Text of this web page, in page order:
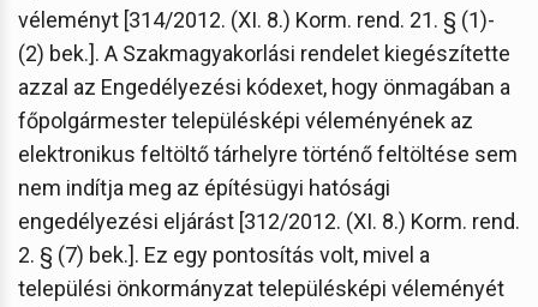
véleményt [314/2012. (XI. 8.) Korm. rend. 21. § (1)-
(2) bek.]. A Szakmagyakorlási rendelet kiegészítette
azzal az Engedélyezési kódexet, hogy önmagában a
főpolgármester településképi véleményének az
elektronikus feltöltő tárhelyre történő feltöltése sem
nem indítja meg az építésügyi hatósági
engedélyezési eljárást [312/2012. (XI. 8.) Korm. rend.
2. § (7) bek.]. Ez egy pontosítás volt, mivel a
települési önkormányzat településképi véleményét